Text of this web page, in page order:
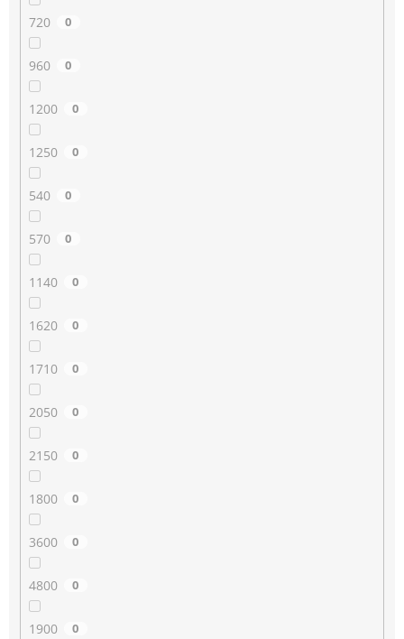
720 0
960 0
1200 0
1250 0
540 0
570 0
1140 0
1620 0
1710 0
2050 0
2150 0
1800 0
3600 0
4800 0
1900 0